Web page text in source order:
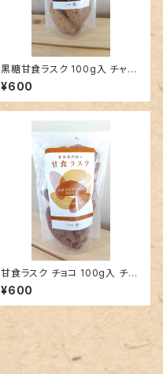
黒糖甘食ラスク 100g入 チャッ
ク袋
¥600
甘食ラスク チョコ 100g入 チャ
ック袋
¥600